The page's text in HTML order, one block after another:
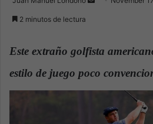
a
n
2 minutos de lectura
Este extraño golfista
estilo de juego poco